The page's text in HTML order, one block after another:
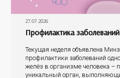
27.07.2026
Профилактика
Текущая неделя объявлена
профилактики заболеваний
желёз в организме человека –
уникальный орган,